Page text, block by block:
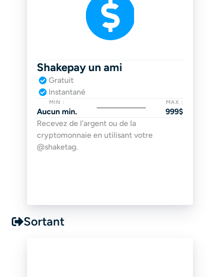
Shakepay un ami
Gratuit
Instantané
MIN :
Aucun min.
MAX :
999$
Recevez de l'argent ou de la
cryptomonnaie en utilisant votre
@shaketag.
Sortant